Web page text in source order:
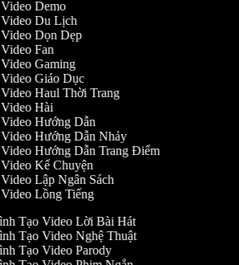
Video Demo
Video Du Lịch
Video Dọn Dẹp
Video Fan
Video Gaming
Video Giáo Dục
Video Haul Thời Trang
Video Hài
Video Hướng Dẫn
Video Hướng Dẫn Nhảy
Video Hướng Dẫn Trang Điểm
Video Kể Chuyện
Video Lập Ngân Sách
Video Lồng Tiếng
Tạo Video Lời Bài Hát
Tạo Video Nghệ Thuật
Tạo Video Parody